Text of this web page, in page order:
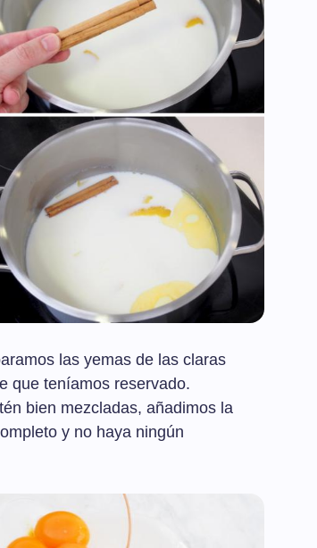
las yemas de las claras
que teníamos reservado.
bien mezcladas, añadimos la
y no haya ningún